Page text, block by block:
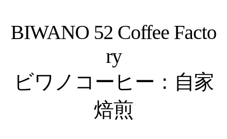
BIWANO 52 Coffee Facto
ry
ビワノコーヒー：自家
焙煎